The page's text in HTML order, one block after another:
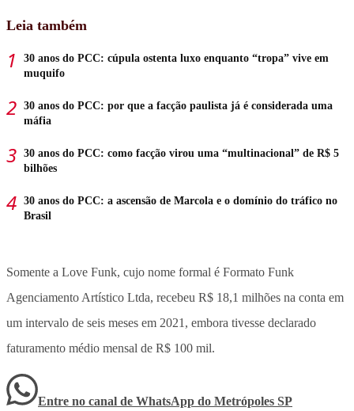
Leia também
30 anos do PCC: cúpula ostenta luxo enquanto “tropa” vive em
muquifo
30 anos do PCC: por que a facção paulista já é considerada uma
máfia
30 anos do PCC: como facção virou uma “multinacional” de R$ 5
bilhões
30 anos do PCC: a ascensão de Marcola e o domínio do tráfico no
Brasil
Somente a Love Funk, cujo nome formal é Formato Funk
Agenciamento Artístico Ltda, recebeu R$ 18,1 milhões na conta em
um intervalo de seis meses em 2021, embora tivesse declarado
faturamento médio mensal de R$ 100 mil.
Entre no canal de WhatsApp do Metrópoles SP